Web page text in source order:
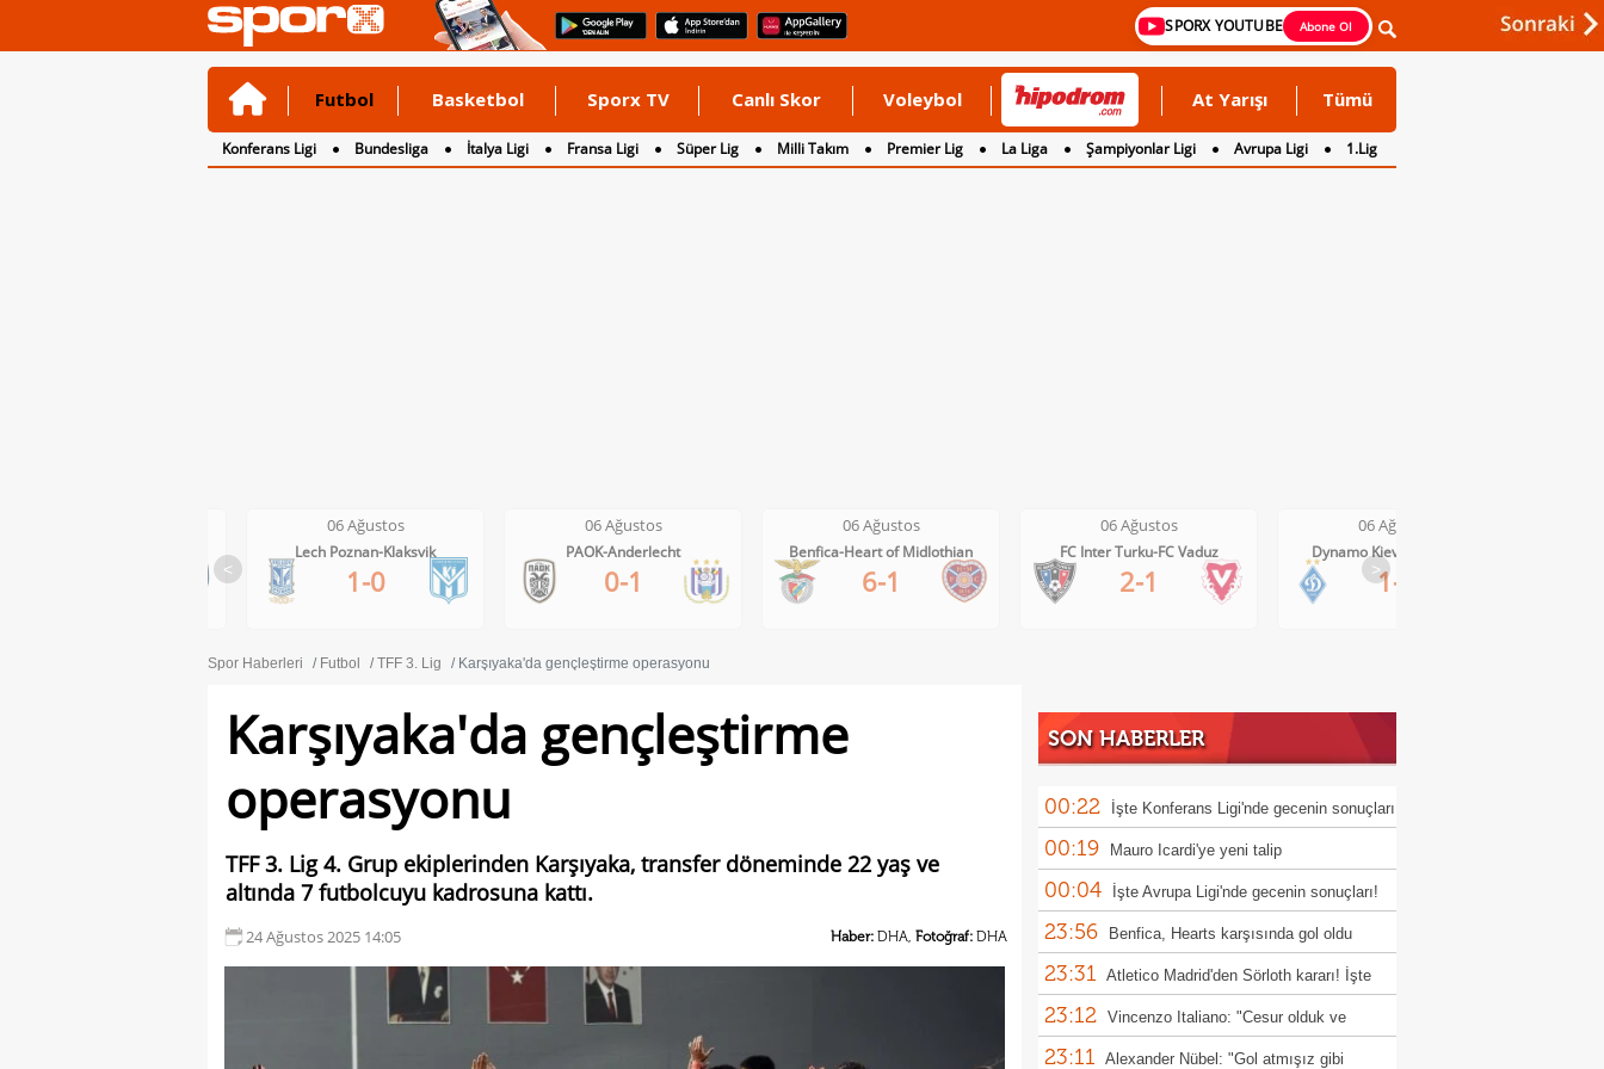
SPORX YOUTUBE Abone Ol
Futbol Basketbol Sporx TV Canlı Skor Voleybol At Yarışı Tümü
Konferans Ligi Bundesliga İtalya Ligi Fransa Ligi Süper Lig Milli Takım Premier Lig La Liga Şampiyonlar Ligi Avrupa Ligi
1.Lig
2. Lig
3. Lig
<
06 Ağustos
PAOK-Anderlecht
0-1
06 Ağustos
Benfica-Heart of Midlothian
6-1
06 Ağustos
FC Inter Turku-FC Vaduz
2-1
06 Ağustos
Dynamo Kiev-Qarabag FK
1-0
06 Ağustos
FC Twente-Dunajska Streda
6-0
>
Spor Haberleri Futbol TFF 3. Lig Karşıyaka'da gençleştirme operasyonu
Karşıyaka'da gençleştirme
operasyonu
TFF 3. Lig 4. Grup ekiplerinden Karşıyaka, transfer döneminde 22 yaş ve
altında 7 futbolcuyu kadrosuna kattı.
24 Ağustos 2025 14:05 Haber: DHA, Fotoğraf: DHA
SON HABERLER
00:22 İşte Konferans Ligi'nde gecenin sonuçları
00:19 Mauro Icardi'ye yeni talip
00:04 İşte Avrupa Ligi'nde gecenin sonuçları!
23:56 Benfica, Hearts karşısında gol oldu
yağdı!
23:31 Atletico Madrid'den Sörloth kararı! İşte
istenen rakam
23:12 Vincenzo Italiano: "Cesur olduk ve
kazandık"
23:11 Alexander Nübel: "Gol atmışız gibi